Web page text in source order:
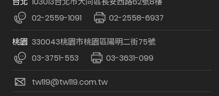
02-2559-1091
02-2558-6937
桃園 330043桃園市桃園區陽明二街75號
03-3751-553
03-3631-099
tw119@tw119.com.tw